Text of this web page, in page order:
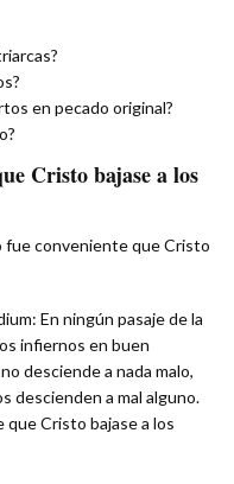
en pecado original?
Cristo bajase a los
fue conveniente que Cristo
En ningún pasaje de la
infiernos en buen
desciende a nada malo,
descienden a mal alguno.
Cristo bajase a los